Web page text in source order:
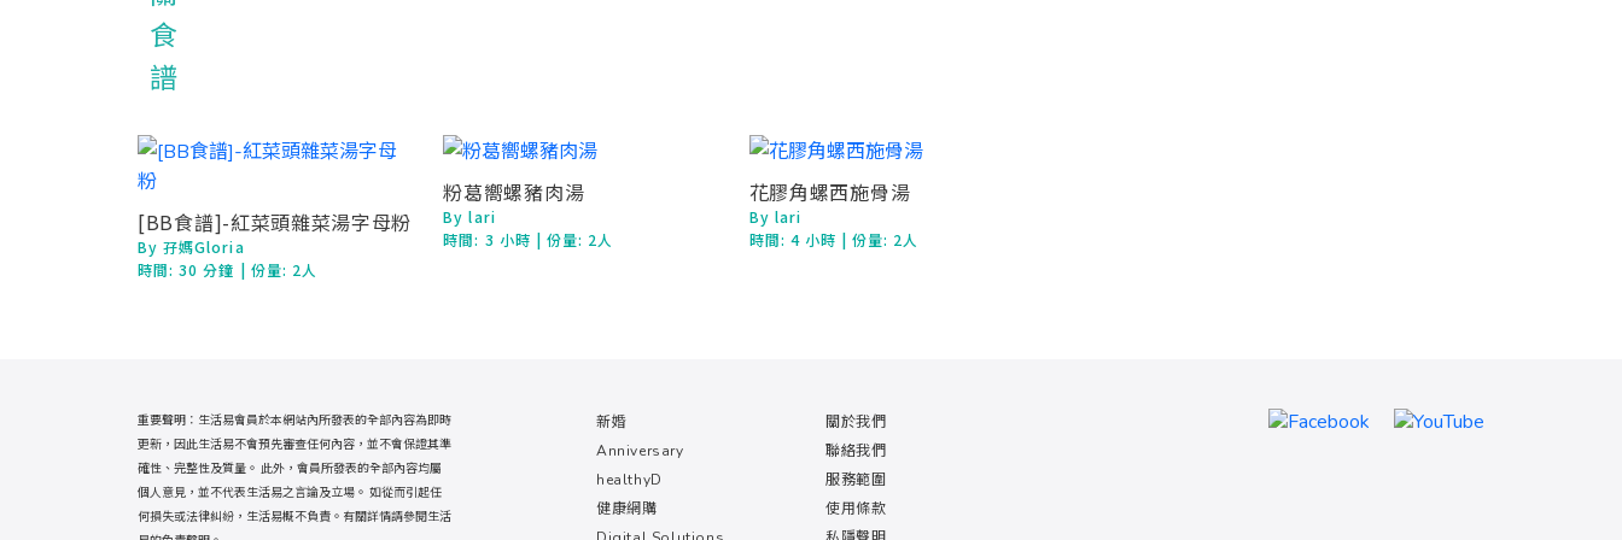
[BB食譜]-紅菜頭雜菜湯字母粉
By 孖媽Gloria
時間:30 分鐘 | 份量: 2人
粉葛嚮螺豬肉湯
By lari
時間: 3 小時 | 份量: 2人
花膠角螺西施骨湯
By lari
時間: 4 小時 | 份量: 2人
新婚
Anniversary
healthyD
健康網購
關於我們
聯絡我們
服務範圍
使用條款
重要聲明：生活易會員於本網站內所發表的全部內容為即時
更新，因此生活易不會預先審查任何內容，並不會保證其準
確性、完整性及質量。 此外，會員所發表的全部內容均屬
個人意見，並不代表生活易之言論及立場。 如從而引起任
何損失或法律糾紛，生活易概不負責。有關詳情請參閱生活